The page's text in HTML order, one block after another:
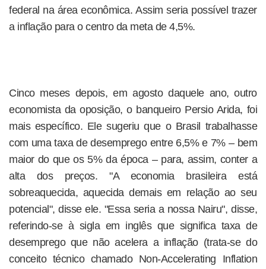
federal na área econômica. Assim seria possível trazer
a inflação para o centro da meta de 4,5%.
Cinco meses depois, em agosto daquele ano, outro
economista da oposição, o banqueiro Persio Arida, foi
mais específico. Ele sugeriu que o Brasil trabalhasse
com uma taxa de desemprego entre 6,5% e 7% – bem
maior do que os 5% da época – para, assim, conter a
alta dos preços. "A economia brasileira está
sobreaquecida, aquecida demais em relação ao seu
potencial", disse ele. "Essa seria a nossa Nairu", disse,
referindo-se à sigla em inglês que significa taxa de
desemprego que não acelera a inflação (trata-se do
conceito técnico chamado Non-Accelerating Inflation